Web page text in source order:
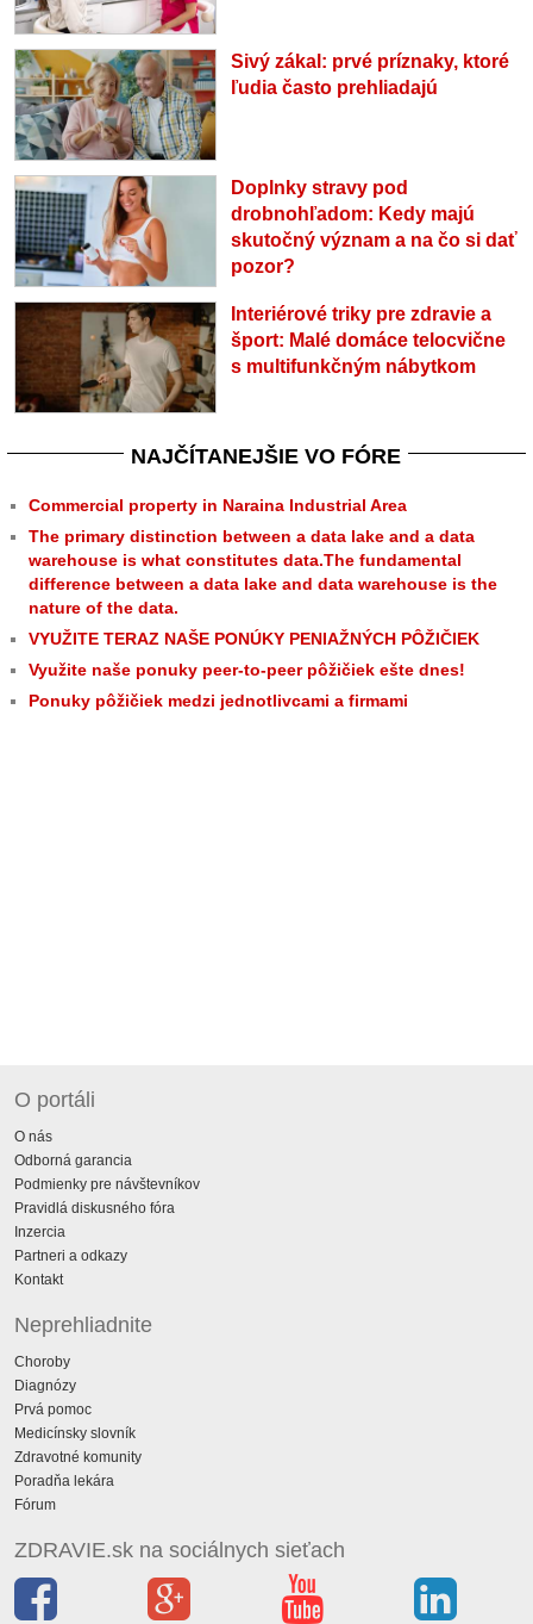
Sivý zákal: prvé príznaky, ktoré
ľudia často prehliadajú
Doplnky stravy pod
drobnohľadom: Kedy majú
skutočný význam a na čo si dať
pozor?
Interiérové triky pre zdravie a
šport: Malé domáce telocvične
s multifunkčným nábytkom
NAJČÍTANEJŠIE VO FÓRE
Commercial property in Naraina Industrial Area
The primary distinction between a data lake and a data
warehouse is what constitutes data.The fundamental
difference between a data lake and data warehouse is the
nature of the data.
VYUŽITE TERAZ NAŠE PONÚKY PENIAŽNÝCH PÔŽIČIEK
Využite naše ponuky peer-to-peer pôžičiek ešte dnes!
Ponuky pôžičiek medzi jednotlivcami a firmami
O portáli
O nás
Odborná garancia
Podmienky pre návštevníkov
Pravidlá diskusného fóra
Inzercia
Partneri a odkazy
Kontakt
Neprehliadnite
Choroby
Diagnózy
Prvá pomoc
Medicínsky slovník
Zdravotné komunity
Poradňa lekára
Fórum
ZDRAVIE.sk na sociálnych sieťach